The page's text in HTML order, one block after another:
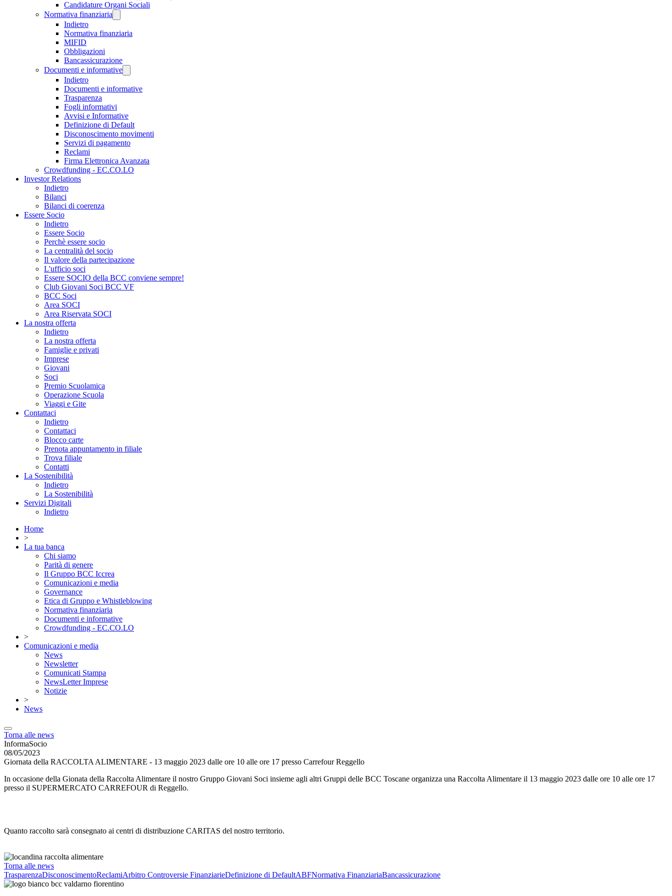
Candidature Organi Sociali
Normativa finanziaria
Indietro
Normativa finanziaria
MIFID
Obbligazioni
Bancassicurazione
Documenti e informative
Indietro
Documenti e informative
Trasparenza
Fogli informativi
Avvisi e Informative
Definizione di Default
Disconoscimento movimenti
Servizi di pagamento
Reclami
Firma Elettronica Avanzata
Crowdfunding - EC.CO.LO
Investor Relations
Indietro
Bilanci
Bilanci di coerenza
Essere Socio
Indietro
Essere Socio
Perchè essere socio
La centralità del socio
Il valore della partecipazione
L'ufficio soci
Essere SOCIO della BCC conviene sempre!
Club Giovani Soci BCC VF
BCC Soci
Area SOCI
Area Riservata SOCI
La nostra offerta
Indietro
La nostra offerta
Famiglie e privati
Imprese
Giovani
Soci
Premio Scuolamica
Operazione Scuola
Viaggi e Gite
Contattaci
Indietro
Contattaci
Blocco carte
Prenota appuntamento in filiale
Trova filiale
Contatti
La Sostenibilità
Indietro
La Sostenibilità
Servizi Digitali
Indietro
Home
>
La tua banca
Chi siamo
Parità di genere
Il Gruppo BCC Iccrea
Comunicazioni e media
Governance
Etica di Gruppo e Whistleblowing
Normativa finanziaria
Documenti e informative
Crowdfunding - EC.CO.LO
>
Comunicazioni e media
News
Newsletter
Comunicati Stampa
NewsLetter Imprese
Notizie
>
News
Torna alle news
InformaSocio
08/05/2023
Giornata della RACCOLTA ALIMENTARE - 13 maggio 2023 dalle ore 10 alle ore 17 presso Carrefour Reggello
In occasione della Gionata della Raccolta Alimentare il nostro Gruppo Giovani Soci insieme agli altri Gruppi delle BCC Toscane organizza una Raccolta Alimentare il 13 maggio 2023 dalle ore 10 alle ore 17
presso il SUPERMERCATO CARREFOUR di Reggello.
Quanto raccolto sarà consegnato ai centri di distribuzione CARITAS del nostro territorio.
Torna alle news
TrasparenzaDisconoscimentoReclamiArbitro Controversie FinanziarieDefinizione di DefaultABFNormativa FinanziariaBancassicurazione